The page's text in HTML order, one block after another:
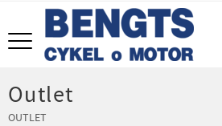
Meny
Outlet
OUTLET